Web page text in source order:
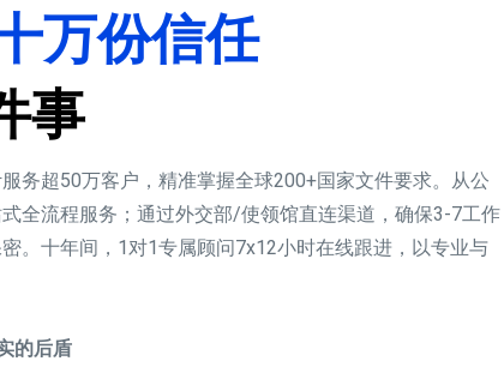
万份信任
事
务超50万客户，精准掌握全球200+国家文件要求。从公
全流程服务；通过外交部/使领馆直连渠道，确保3-7工作
。十年间，1对1专属顾问7x12小时在线跟进，以专业与
的后盾